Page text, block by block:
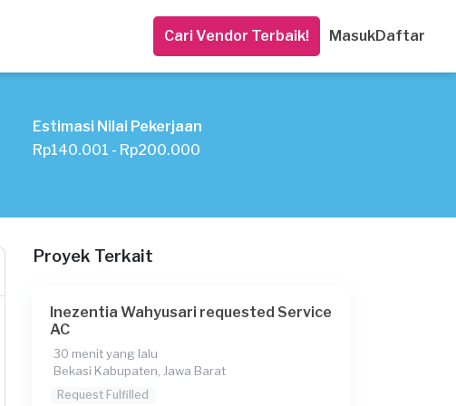
Cari Vendor Terbaik! MasukDaftar
Estimasi Nilai Pekerjaan
Rp140.001 - Rp200.000
Proyek Terkait
Inezentia Wahyusari requested Service
AC
30 menit yang lalu
Bekasi Kabupaten, Jawa Barat
Request Fulfilled